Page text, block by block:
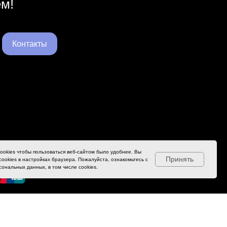
чтобы пользоваться веб-сайтом было удобнее. Вы
в настройках браузера. Пожалуйста, ознакомьтесь с
данных, в том числе cookies.
Принять
Контакты